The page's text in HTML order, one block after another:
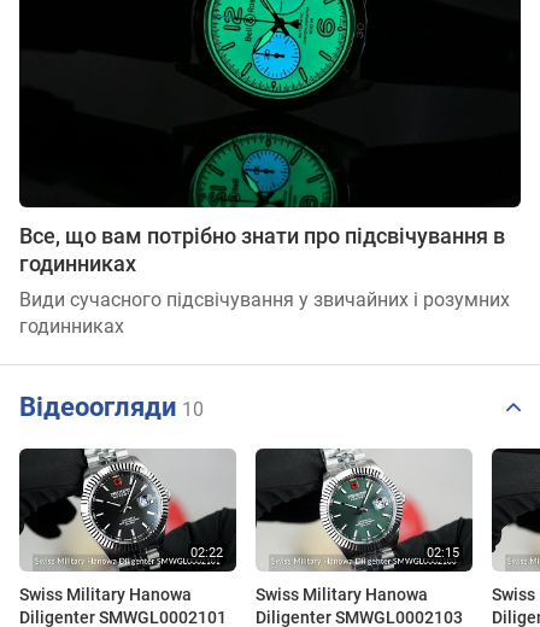
Все, що вам потрібно знати про підсвічування в
годинниках
Види сучасного підсвічування у звичайних і розумних
годинниках
Відеоогляди 10
Swiss Military Hanowa
Diligenter SMWGL0002101
Swiss Military Hanowa
Diligenter SMWGL0002103